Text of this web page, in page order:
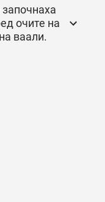
очите на
ваали.